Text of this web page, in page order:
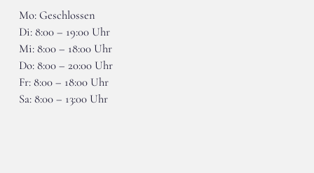
Mo: Geschlossen
Di: 8:00 – 19:00 Uhr
Mi: 8:00 – 18:00 Uhr
Do: 8:00 – 20:00 Uhr
Fr: 8:00 – 18:00 Uhr
Sa: 8:00 – 13:00 Uhr